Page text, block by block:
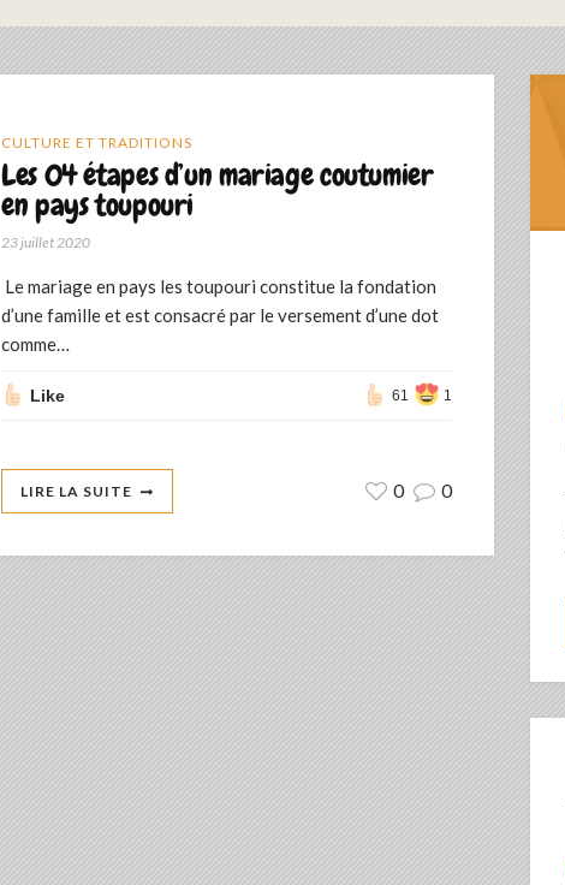
CULTURE ET TRADITIONS
Les 04 étapes d’un mariage coutumier
en pays toupouri
23 juillet 2020
Le mariage en pays les toupouri constitue la fondation
d’une famille et est consacré par le versement d’une dot
comme…
Like 61 1
LIRE LA SUITE 0 0